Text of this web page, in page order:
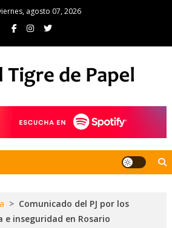
agosto 07, 2026
> Comunicado del PJ por los
e inseguridad en Rosario